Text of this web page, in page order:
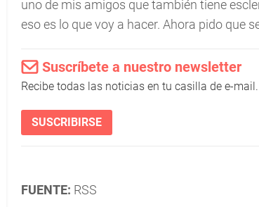
uno de mis amigos que también tiene
eso es lo que voy a hacer. Ahora pido que
Suscríbete a nuestro newsletter
Recibe todas las noticias en tu casilla de e-mail.
SUSCRIBIRSE
FUENTE: RSS